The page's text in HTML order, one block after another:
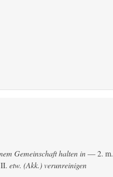
Gemeinschaft halten in— 2. m.
etw. (Akk.) verunreinigen